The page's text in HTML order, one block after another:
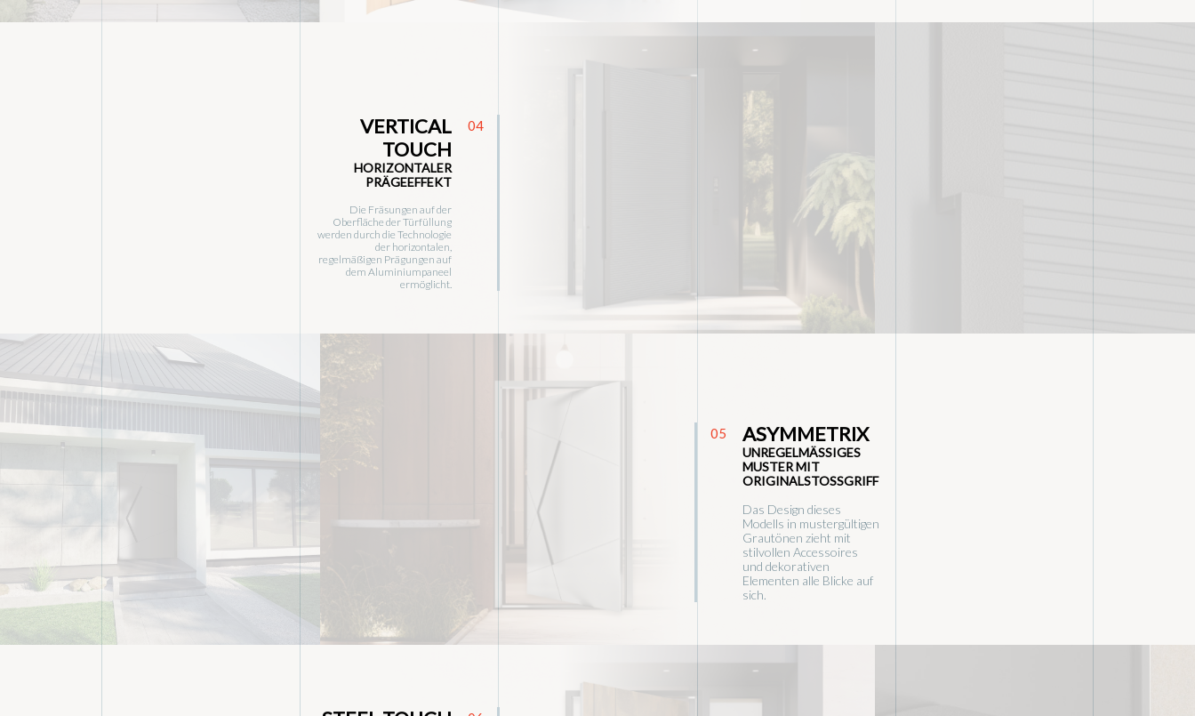
04
VERTICAL
TOUCH
HORIZONTALER
PRÄGEEFFEKT
Die Fräsungen auf der
Oberfläche der Türfüllung
werden durch die Technologie
der horizontalen,
regelmäßigen Prägungen auf
dem Aluminiumpaneel
ermöglicht.
05 ASYMMETRIX
UNREGELMÄSSIGES M
USTER MIT O
RIGINALSTOSSGRIFF
Das Design dieses
Modells in mustergültigen
Grautönen zieht mit
stilvollen Accessoires
und dekorativen
Elementen alle Blicke auf
sich.